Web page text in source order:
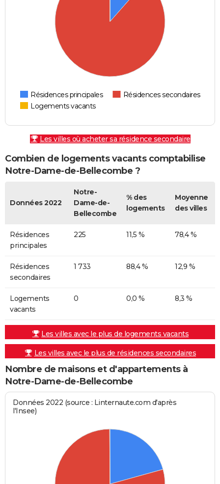
Résidences principales
Résidences secondaires
Logements vacants
Les villes où acheter sa résidence secondaire
Combien de logements vacants comptabilise
Notre-Dame-de-Bellecombe ?
Données 2022
Notre-
Dame-de-
Bellecombe
% des
logements
Moyenne
des villes
Résidences
principales
225 11,5 % 78,4 %
Résidences
secondaires
1 733 88,4 % 12,9 %
Logements
vacants
0 0,0 % 8,3 %
Les villes avec le plus de logements vacants
Les villes avec le plus de résidences secondaires
Nombre de maisons et d'appartements à
Notre-Dame-de-Bellecombe
Données 2022 (source : Linternaute.com d'après
l'Insee)